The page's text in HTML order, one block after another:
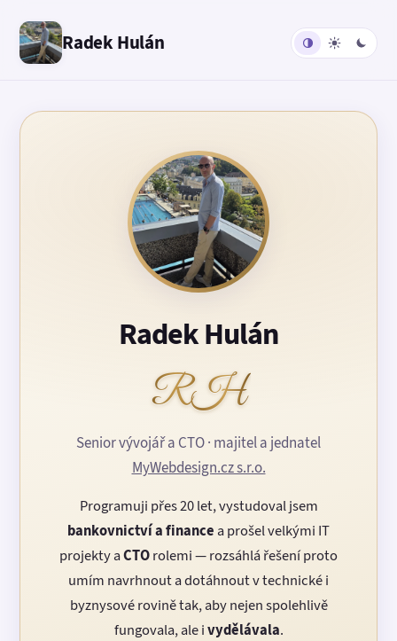
Radek Hulán
Radek Hulán
RH
Senior vývojář a CTO · majitel a jednatel
MyWebdesign.cz s.r.o.
Programuji přes 20 let, vystudoval jsem
bankovnictví a finance a prošel velkými IT
projekty aCTOrolemi — rozsáhlá řešení proto
umím navrhnout a dotáhnout v technické i
byznysové rovině tak, aby nejen spolehlivě
fungovala, ale ivydělávala.